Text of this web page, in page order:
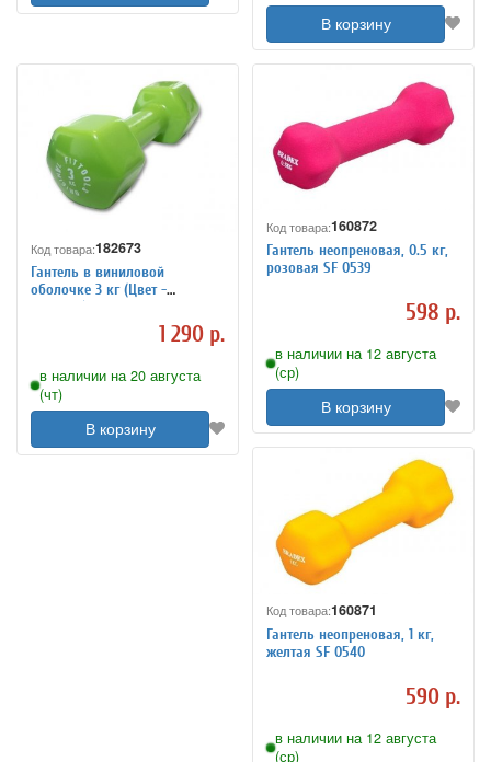
В корзину
Код товара:182673
Гантель в виниловой
оболочке 3 кг (Цвет -
1 290 р.
в наличии на 20 августа
(чт)
В корзину
Код товара:160872
Гантель неопреновая, 0.5 кг,
розовая SF 0539
598 р.
в наличии на 12 августа
(ср)
В корзину
Код товара:160871
Гантель неопреновая, 1 кг,
желтая SF 0540
590 р.
в наличии на 12 августа
(ср)